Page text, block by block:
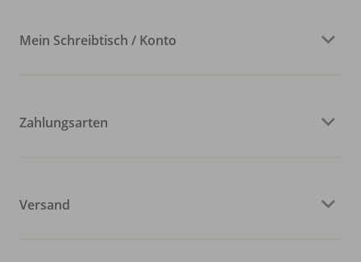
Mein Schreibtisch / Konto
Zahlungsarten
Versand